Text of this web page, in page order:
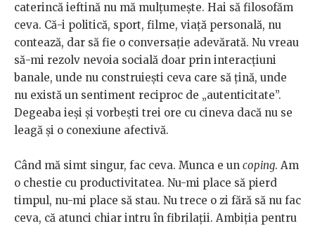
caterincă ieftină nu mă mulțumește. Hai să filosofăm
ceva. Că-i politică, sport, filme, viață personală, nu
contează, dar să fie o conversație adevărată. Nu vreau
să-mi rezolv nevoia socială doar prin interacțiuni
banale, unde nu construiești ceva care să țină, unde
nu există un sentiment reciproc de „autenticitate”.
Degeaba ieși și vorbești trei ore cu cineva dacă nu se
leagă și o conexiune afectivă.
Când mă simt singur, fac ceva. Munca e un coping. Am
o chestie cu productivitatea. Nu-mi place să pierd
timpul, nu-mi place să stau. Nu trece o zi fără să nu fac
ceva, că atunci chiar intru în fibrilații. Ambiția pentru